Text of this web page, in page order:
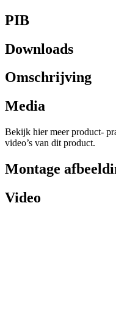
PIB
Downloads
Omschrijving
Media
Bekijk hier meer product-
video’s van dit product.
Montage
Video